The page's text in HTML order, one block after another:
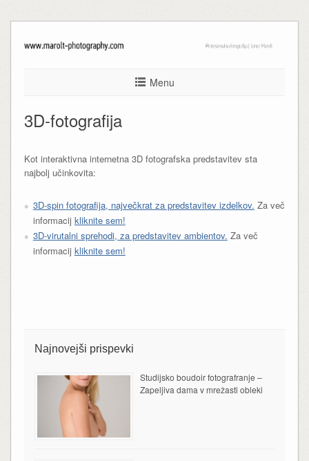
Menu
3D-fotografija
Kot interaktivna internetna 3D fotografska predstavitev sta
najbolj učinkovita:
3D-spin fotografija, največkrat za predstavitev izdelkov. Za več
informacij kliknite sem!
3D-virutalni sprehodi, za predstavitev ambientov. Za več
informacij kliknite sem!
Najnovejši prispevki
Studijsko boudoir fotografranje –
Zapeljiva dama v mrežasti obleki